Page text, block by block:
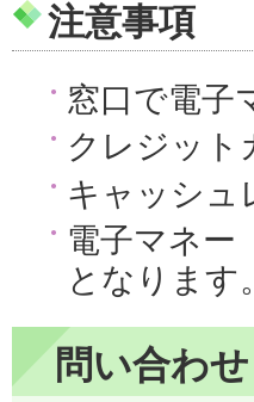
注意事項
窓口で電子
クレジット
キャッシュ
電子マネー
となります。
問い合わせ